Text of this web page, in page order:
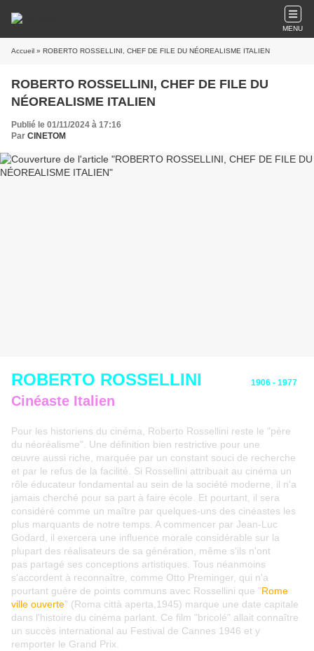
MENU
Accueil » ROBERTO ROSSELLINI, CHEF DE FILE DU NÉOREALISME ITALIEN
ROBERTO ROSSELLINI, CHEF DE FILE DU
NÉOREALISME ITALIEN
Publié le 01/11/2024 à 17:16
Par CINETOM
ROBERTO ROSSELLINI 1906 - 1977
Cinéaste Italien
Pour les historiens du cinéma, Roberto Rossellini reste le "père
du néoréalisme". Une définition bien restrictive pour une
œuvre aussi riche, marquée par un constant souci de recherche
et par le refus de la facilité. Si Rossellini attribuait au cinéma un
rôle éducateur fondamental au sein de la société moderne, il n'a
jamais cherché pour sa part à faire école. Et pourtant, il sera
considéré comme un maître par quelques-uns des cinéastes les
plus marquants de notre temps. A commencer par Jean-Luc
Godard, il exercera une influence morale considérable sur la
plupart des réalisateurs de sa génération, même s'ils n'ont
pas partagé ses conceptions artistiques. Tous néanmoins
s'accordent à reconnaître, comme Otto Preminger, qui n'a
pourtant guère de points communs avec Rossellini que "Rome
ville ouverte" (Roma città aperta,1945) marque une date capitale
dans l'histoire du cinéma parlant. Ce film "bricolé" allait connaître
un succès international au Festival de Cannes 1946 et y
remporter le Grand Prix.